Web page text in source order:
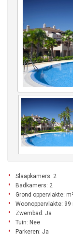
Slaapkamers: 2
Badkamers: 2
Grond oppervlakte:
Woonoppervlakte: 99
Zwembad: Ja
Tuin: Nee
Parkeren: Ja